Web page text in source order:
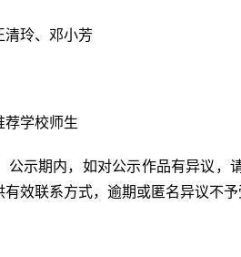
清玲、邓小芳
荐学校师生
公示期内，如对公示作品有异议，
效联系方式，逾期或匿名异议不予